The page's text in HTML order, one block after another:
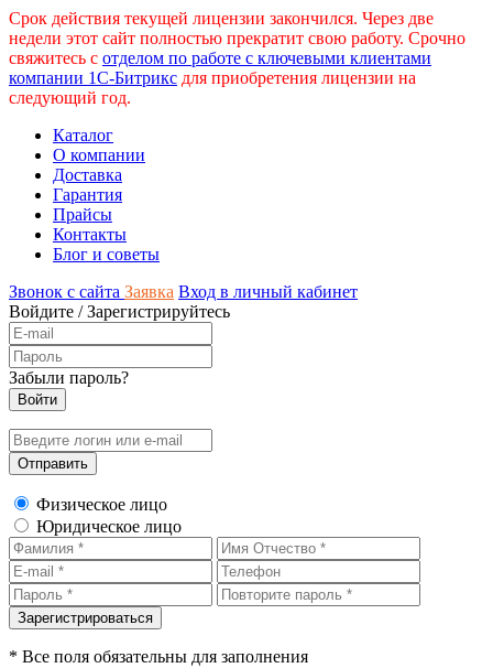
Срок действия текущей лицензии закончился. Через две
недели этот сайт полностью прекратит свою работу. Срочно
свяжитесь с отделом по работе с ключевыми клиентами
компании 1С-Битрикс для приобретения лицензии на
следующий год.
Каталог
О компании
Доставка
Гарантия
Прайсы
Контакты
Блог и советы
Звонок с сайта Заявка Вход в личный кабинет
Войдите /Зарегистрируйтесь
Забыли пароль?
Физическое лицо
Юридическое лицо
* Все поля обязательны для заполнения